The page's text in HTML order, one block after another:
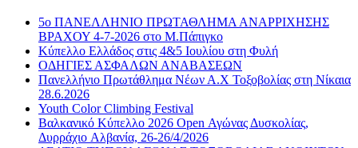
5ο ΠΑΝΕΛΛΗΝΙΟ ΠΡΩΤΑΘΛΗΜΑ ΑΝΑΡΡΙΧΗΣΗΣ
ΒΡΑΧΟΥ 4-7-2026 στο Μ.Πάπιγκο
Κύπελλο Ελλάδος στις 4&5 Ιουλίου στη Φυλή
ΟΔΗΓΙΕΣ ΑΣΦΑΛΩΝ ΑΝΑΒΑΣΕΩΝ
Πανελλήνιο Πρωτάθλημα Νέων Α.Χ Τοξοβολίας στη Νίκαια
28.6.2026
Youth Color Climbing Festival
Βαλκανικό Κύπελλο 2026 Open Αγώνας Δυσκολίας,
Δυρράχιο Aλβανία, 26-26/4/2026